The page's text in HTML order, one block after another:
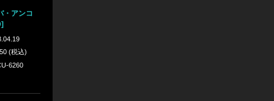
・アンコ
(税込)
6260